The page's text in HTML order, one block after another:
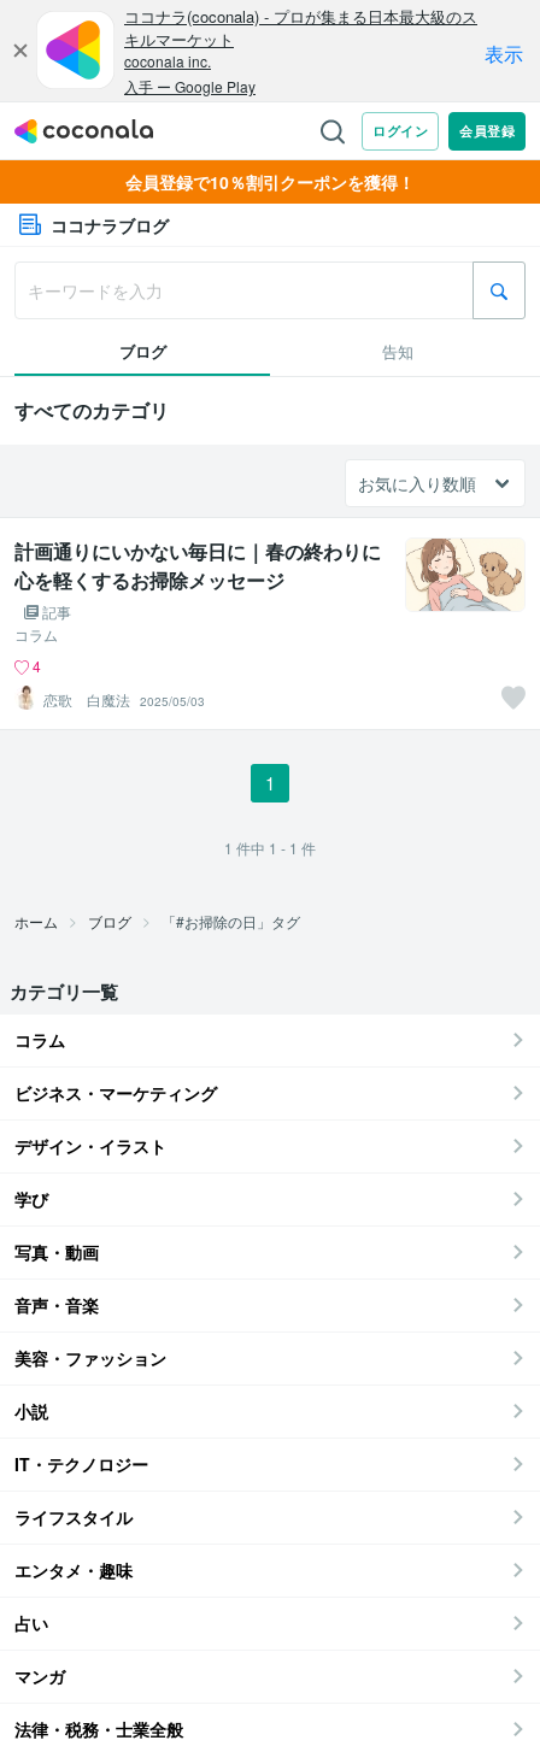
会員登録で10％割引クーポンを獲得！
ココナラブログ
ブログ 告知
すべてのカテゴリ
計画通りにいかない毎日に｜春の終わりに
心を軽くするお掃除メッセージ
記事
コラム
4
恋歌 白魔法 2025/05/03
1
1 件中 1 - 1 件
ホーム ブログ 「#お掃除の日」タグ
カテゴリ一覧
コラム
ビジネス・マーケティング
デザイン・イラスト
学び
写真・動画
音声・音楽
美容・ファッション
小説
IT・テクノロジー
ライフスタイル
エンタメ・趣味
占い
マンガ
法律・税務・士業全般